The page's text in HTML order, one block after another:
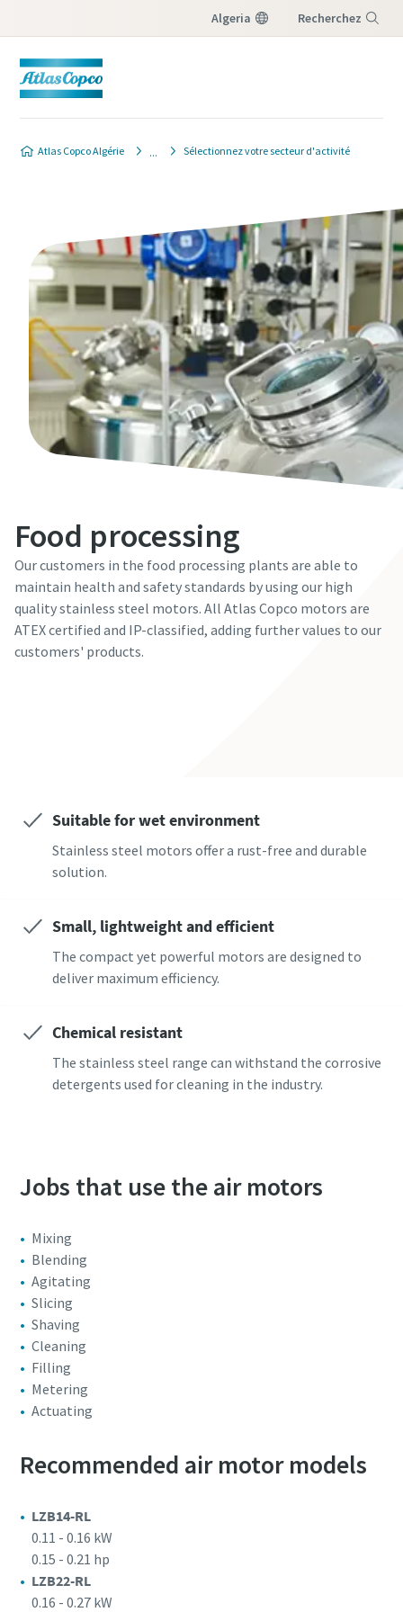
Algeria Recherchez
Atlas Copco Algérie Sélectionnez votre secteur d'activité
C'est le moment d'étalonner ?
l’étalonnage des outils et à l’étalonnage d’assurance
Faites étalonner vos outils dès maintenant !
Momentum Talks
Atlas Copco
Regarder
Food processing
Our customers in the food processing plants are able to
maintain health and safety standards by using our high
quality stainless steel motors. All Atlas Copco motors are
ATEX certified and IP-classified, adding further values to our
customers' products.
Suitable for wet environment
Stainless steel motors offer a rust-free and durable
solution.
Small, lightweight and efficient
The compact yet powerful motors are designed to
deliver maximum efficiency.
Chemical resistant
The stainless steel range can withstand the corrosive
detergents used for cleaning in the industry.
Jobs that use the air motors
Mixing
Blending
Agitating
Slicing
Shaving
Cleaning
Filling
Metering
Actuating
Recommended air motor models
LZB14-RL
0.11 - 0.16 kW
0.15 - 0.21 hp
LZB22-RL
0.16 - 0.27 kW